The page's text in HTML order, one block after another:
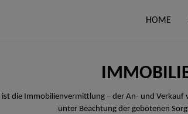
HOME
ist die Immobilienvermittlung – der An- und
unter Beachtung der gebotenen